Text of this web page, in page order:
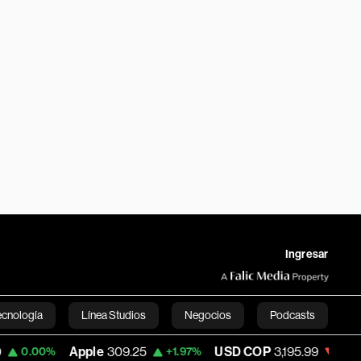
Ingresar
Línea Studios Negocios Podcasts
English
Apple 309.25 +1.97% USD COP 3,195.99 -1.14% Tesla